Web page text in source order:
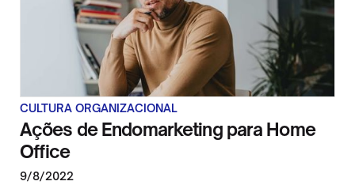
CULTURA ORGANIZACIONAL
Ações de Endomarketing para Home
Office
9/8/2022